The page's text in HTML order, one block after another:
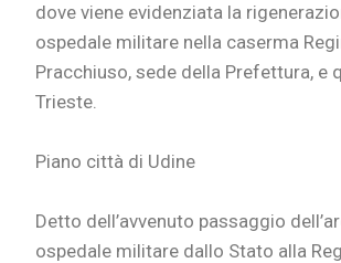
dove viene evidenziata la
ospedale militare nella caserma
Pracchiuso, sede della Prefettura, e
Trieste.
Piano città di Udine
Detto dell’avvenuto passaggio
ospedale militare dallo Stato alla